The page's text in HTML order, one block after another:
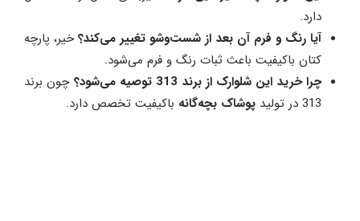
دارد.
آیا رنگ و فرم آن بعد از شست‌وشو تغییر می‌کند؟خیر، پارچه
کتان باکیفیت باعث ثبات رنگ و فرم می‌شود.
چرا خرید این شلوارک از برند 313 توصیه می‌شود؟
چون برند
313 در تولید
پوشاک بچه‌گانه باکیفیت تخصص دارد.